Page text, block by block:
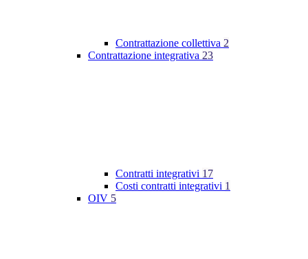
Contrattazione collettiva 2
Contrattazione integrativa 23
Contratti integrativi 17
Costi contratti integrativi 1
OIV 5